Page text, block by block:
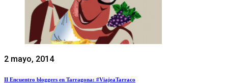
2 mayo, 2014
II Encuentro bloggers en Tarragona: #ViajeaTarraco